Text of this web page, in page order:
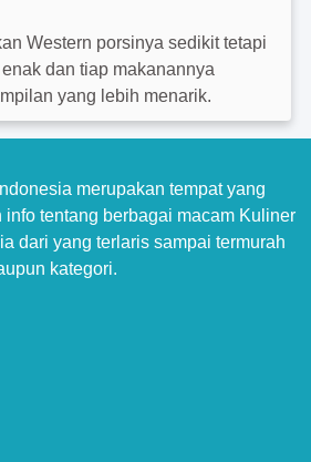
Western porsinya sedikit tetapi
dan tiap makanannya
yang lebih menarik.
merupakan tempat yang
info tentang berbagai macam Kuliner
dari yang terlaris sampai termurah
kategori.